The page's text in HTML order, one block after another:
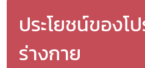
ประโยชน์ของ
ร่างกาย